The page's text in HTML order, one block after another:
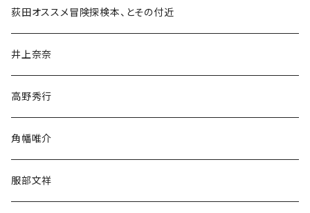
和書
文学・小説・物語
随筆・ノンフィクション・その他
荻田オススメ冒険探検本、とその付近
井上奈奈
高野秀行
角幡唯介
服部文祥